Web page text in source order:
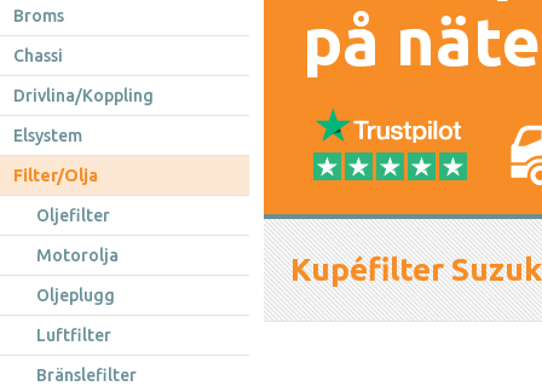
Broms
Chassi
Drivlina/Koppling
Elsystem
Filter/Olja
Oljefilter
Motorolja
Oljeplugg
Luftfilter
Bränslefilter
på
Kupéfilter